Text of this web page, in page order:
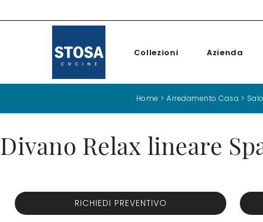
Collezioni Azienda
Home >Arredamento Casa >
Divano Relax lineare
RICHIEDI PREVENTIVO